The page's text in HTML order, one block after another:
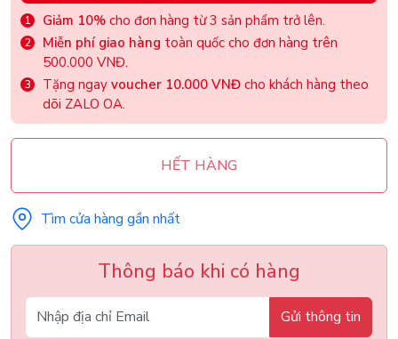
Giảm 10% cho đơn hàng từ 3 sản phẩm trở lên.
Miễn phí giao hàng toàn quốc cho đơn hàng trên
500.000 VNĐ.
Tặng ngay voucher 10.000 VNĐ cho khách hàng theo
dõi ZALO OA.
HẾT HÀNG
Tìm cửa hàng gần nhất
Thông báo khi có hàng
Gửi thông tin